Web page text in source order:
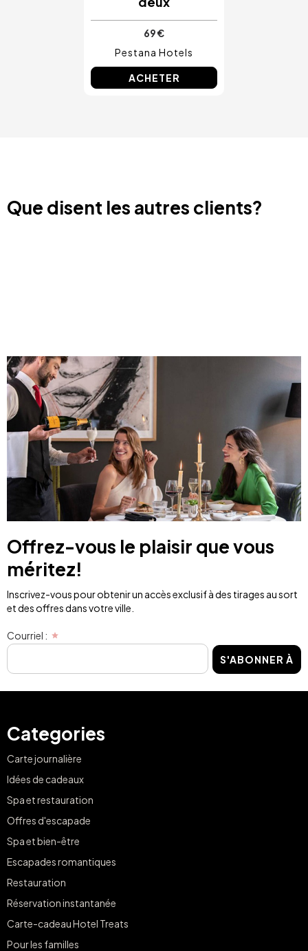
69 €
Pestana Hotels
ACHETER
Que disent les autres clients?
Offrez-vous le plaisir que vous
méritez!
Inscrivez-vous pour obtenir un accès exclusif à des tirages au sort
et des offres dans votre ville.
Courriel :
S'ABONNER À
Categories
Carte journalière
Idées de cadeaux
Spa et restauration
Offres d'escapade
Spa et bien-être
Escapades romantiques
Restauration
Réservation instantanée
Carte-cadeau Hotel Treats
Pour les familles